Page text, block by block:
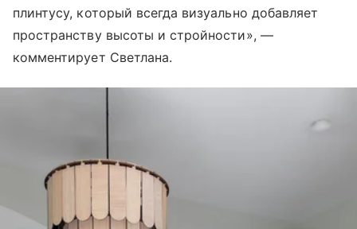
плинтусу, который всегда визуально добавляет
пространству высоты и стройности», —
комментирует Светлана.